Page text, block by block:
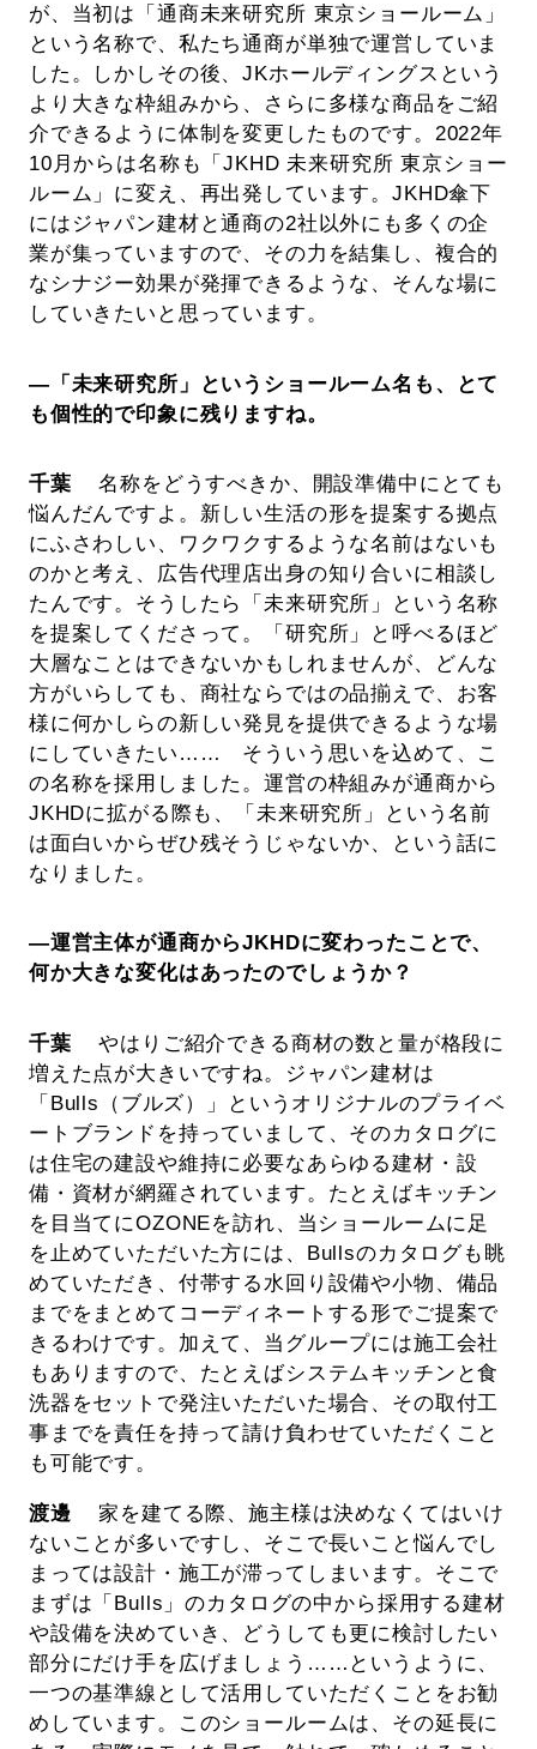
が、当初は「通商未来研究所 東京ショールーム」
という名称で、私たち通商が単独で運営していま
した。しかしその後、JKホールディングスという
より大きな枠組みから、さらに多様な商品をご紹
介できるように体制を変更したものです。2022年
10月からは名称も「JKHD 未来研究所 東京ショー
ルーム」に変え、再出発しています。JKHD傘下
にはジャパン建材と通商の2社以外にも多くの企
業が集っていますので、その力を結集し、複合的
なシナジー効果が発揮できるような、そんな場に
していきたいと思っています。
―「未来研究所」というショールーム名も、とて
も個性的で印象に残りますね。
千葉
名称をどうすべきか、開設準備中にとても
悩んだんですよ。新しい生活の形を提案する拠点
にふさわしい、ワクワクするような名前はないも
のかと考え、広告代理店出身の知り合いに相談し
たんです。そうしたら「未来研究所」という名称
を提案してくださって。「研究所」と呼べるほど
大層なことはできないかもしれませんが、どんな
方がいらしても、商社ならではの品揃えで、お客
様に何かしらの新しい発見を提供できるような場
にしていきたい…… そういう思いを込めて、こ
の名称を採用しました。運営の枠組みが通商から
JKHDに拡がる際も、「未来研究所」という名前
は面白いからぜひ残そうじゃないか、という話に
なりました。
―運営主体が通商からJKHDに変わったことで、
何か大きな変化はあったのでしょうか？
千葉
やはりご紹介できる商材の数と量が格段に
増えた点が大きいですね。ジャパン建材は
「Bulls（ブルズ）」というオリジナルのプライベ
ートブランドを持っていまして、そのカタログに
は住宅の建設や維持に必要なあらゆる建材・設
備・資材が網羅されています。たとえばキッチン
を目当てにOZONEを訪れ、当ショールームに足
を止めていただいた方には、Bullsのカタログも眺
めていただき、付帯する水回り設備や小物、備品
までをまとめてコーディネートする形でご提案で
きるわけです。加えて、当グループには施工会社
もありますので、たとえばシステムキッチンと食
洗器をセットで発注いただいた場合、その取付工
事までを責任を持って請け負わせていただくこと
も可能です。
渡邊
家を建てる際、施主様は決めなくてはいけ
ないことが多いですし、そこで長いこと悩んでし
まっては設計・施工が滞ってしまいます。そこで
まずは「Bulls」のカタログの中から採用する建材
や設備を決めていき、どうしても更に検討したい
部分にだけ手を広げましょう……というように、
一つの基準線として活用していただくことをお勧
めしています。このショールームは、その延長に